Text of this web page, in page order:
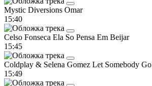
Mystic Diversions Omar
15:40
Celso Fonseca Ela So Pensa Em Beijar
15:45
Coldplay & Selena Gomez Let Somebody Go
15:49